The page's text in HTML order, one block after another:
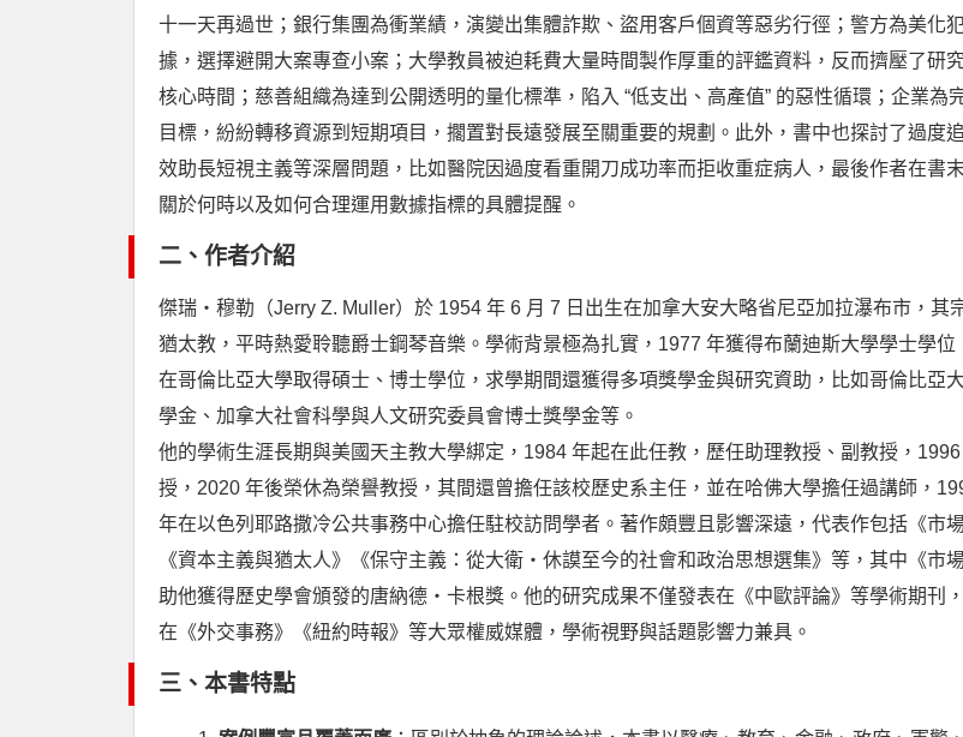
十一天再過世；銀行集團為衝業績，演變出集體詐欺、盜用客戶個資等惡劣行徑；警方為美化
據，選擇避開大案專查小案；大學教員被迫耗費大量時間製作厚重的評鑑資料，反而擠壓了研
核心時間；慈善組織為達到公開透明的量化標準，陷入 “低支出、高產值” 的惡性循環；企業為
目標，紛紛轉移資源到短期項目，擱置對長遠發展至關重要的規劃。此外，書中也探討了過度
效助長短視主義等深層問題，比如醫院因過度看重開刀成功率而拒收重症病人，最後作者在書
關於何時以及如何合理運用數據指標的具體提醒。
二、作者介紹
傑瑞・穆勒（Jerry Z. Muller）於 1954 年 6 月 7 日出生在加拿大安大略省尼亞加拉瀑布市，其
猶太教，平時熱愛聆聽爵士鋼琴音樂。學術背景極為扎實，1977 年獲得布蘭迪斯大學學士學位
在哥倫比亞大學取得碩士、博士學位，求學期間還獲得多項獎學金與研究資助，比如哥倫比亞
學金、加拿大社會科學與人文研究委員會博士獎學金等。
他的學術生涯長期與美國天主教大學綁定，1984 年起在此任教，歷任助理教授、副教授，
授，2020 年後榮休為榮譽教授，其間還曾擔任該校歷史系主任，並在哈佛大學擔任過講師，
年在以色列耶路撒冷公共事務中心擔任駐校訪問學者。著作頗豐且影響深遠，代表作包括《市場
《資本主義與猶太人》《保守主義：從大衛・休謨至今的社會和政治思想選集》等，其中《市場
助他獲得歷史學會頒發的唐納德・卡根獎。他的研究成果不僅發表在《中歐評論》等學術期刊
在《外交事務》《紐約時報》等大眾權威媒體，學術視野與話題影響力兼具。
三、本書特點